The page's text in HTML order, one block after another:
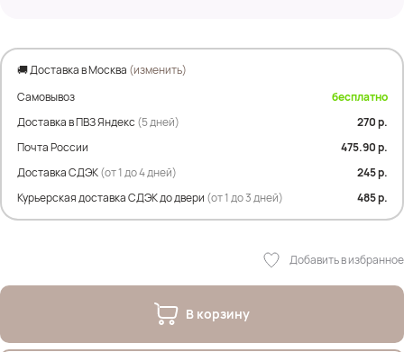
Дл.изделия- 66 см
Дл.рукава- 72 см
Состав:
40% Шерсть
10% Альпака
🚚 Доставка в Москва (изменить)
Самовывоз
бесплатно
Доставка в ПВЗ Яндекс (5 дней)
270 р.
Почта России
475.90 р.
Доставка СДЭК(от 1 до 4 дней)
245 р.
Курьерская доставка СДЭК до двери (от 1 до 3 дней) 485 р.
Добавить в избранное
В корзину